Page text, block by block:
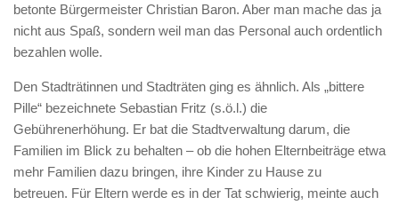
betonte Bürgermeister Christian Baron. Aber man mache das ja
nicht aus Spaß, sondern weil man das Personal auch ordentlich
bezahlen wolle.
Den Stadträtinnen und Stadträten ging es ähnlich. Als „bittere
Pille“ bezeichnete Sebastian Fritz (s.ö.l.) die
Gebührenerhöhung. Er bat die Stadtverwaltung darum, die
Familien im Blick zu behalten – ob die hohen Elternbeiträge etwa
mehr Familien dazu bringen, ihre Kinder zu Hause zu
betreuen. Für Eltern werde es in der Tat schwierig, meinte auch